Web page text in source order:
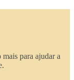
para ajudar a